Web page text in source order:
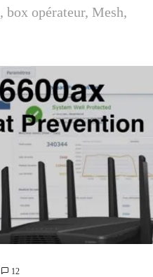
box opérateur, Mesh,
12